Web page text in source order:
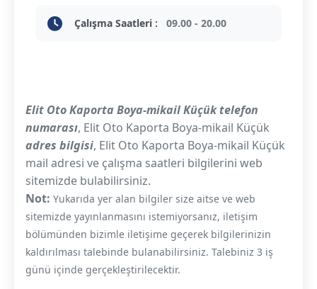
Çalışma Saatleri : 09.00 - 20.00
Elit Oto Kaporta Boya-mikail Küçük telefon
numarası, Elit Oto Kaporta Boya-mikail Küçük
adres bilgisi, Elit Oto Kaporta Boya-mikail Küçük
mail adresi ve çalışma saatleri bilgilerini web
sitemizde bulabilirsiniz.
Not: Yukarıda yer alan bilgiler size aitse ve web
sitemizde yayınlanmasını istemiyorsanız, iletişim
bölümünden bizimle iletişime geçerek bilgilerinizin
kaldırılması talebinde bulanabilirsiniz. Talebiniz 3 iş
günü içinde gerçekleştirilecektir.